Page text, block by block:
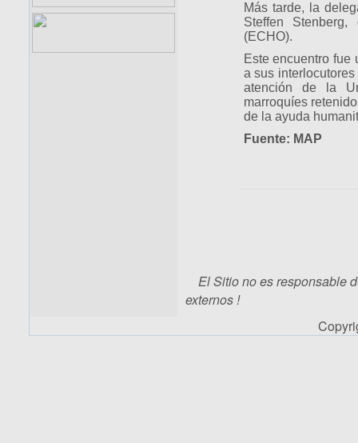
Más tarde, la
Steffen
(ECHO).
Este encuentro
a sus
atención de la
marroquíes
de la ayuda
Fuente: MAP
El Sitio no es responsable
externos !